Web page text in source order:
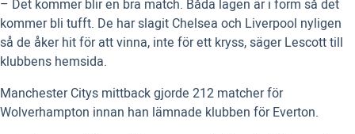
– Det kommer blir en bra match. Båda lagen är i form så det
kommer bli tufft. De har slagit Chelsea och Liverpool nyligen
så de åker hit för att vinna, inte för ett kryss, säger Lescott till
klubbens hemsida.
Manchester Citys mittback gjorde 212 matcher för
Wolverhampton innan han lämnade klubben för Everton.